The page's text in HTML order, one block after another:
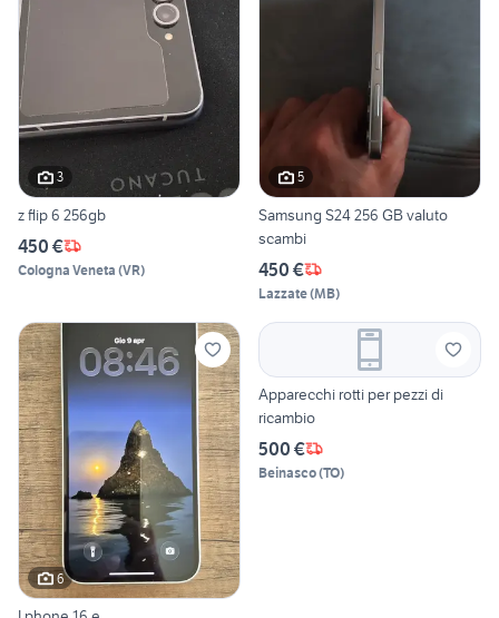
3
z flip 6 256gb
450 €
Cologna Veneta (VR)
5
Samsung S24 256 GB valuto
scambi
450 €
Lazzate(MB)
6
Apparecchi rotti per pezzi di
ricambio
500 €
Beinasco(TO)